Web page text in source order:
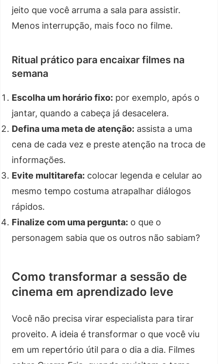
jeito que você arruma a sala para assistir.
Menos interrupção, mais foco no filme.
Ritual prático para encaixar filmes na
semana
Escolha um horário fixo: por exemplo, após o
jantar, quando a cabeça já desacelera.
Defina uma meta de atenção: assista a uma
cena de cada vez e preste atenção na troca de
informações.
Evite multitarefa: colocar legenda e celular ao
mesmo tempo costuma atrapalhar diálogos
rápidos.
Finalize com uma pergunta: o que o
personagem sabia que os outros não sabiam?
Como transformar a sessão de
cinema em aprendizado leve
Você não precisa virar especialista para tirar
proveito. A ideia é transformar o que você viu
em um repertório útil para o dia a dia. Filmes